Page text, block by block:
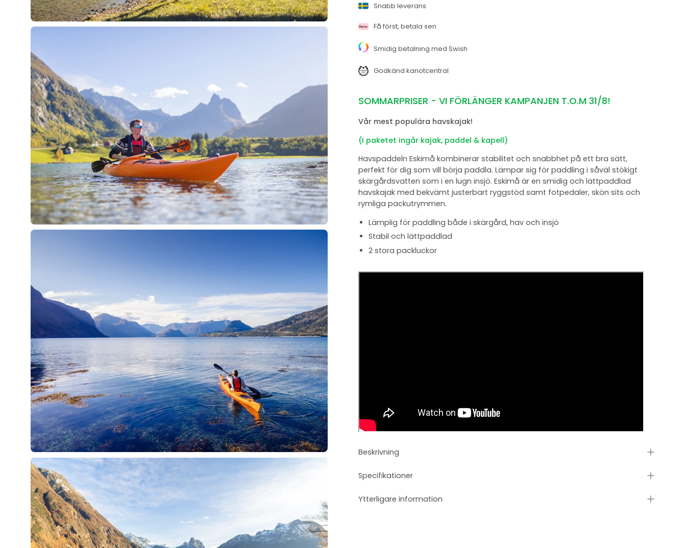
Öppna
Öppna
Öppna
bildlightbox
Snabb leverans
Få först, betala sen
Smidig betalning med Swish
Godkänd kanotcentral
SOMMARPRISER - VI FÖRLÄNGER KAMPANJEN T.O.M 31/8!
Vår mest populära havskajak!
(I paketet ingår kajak, paddel & kapell)
Havspaddeln Eskimå kombinerar stabilitet och snabbhet på ett bra sätt,
perfekt för dig som vill börja paddla. Lämpar sig för paddling i såväl stökigt
skärgårdsvatten som i en lugn insjö. Eskimå är en smidig och lättpaddlad
havskajak med bekvämt justerbart ryggstöd samt fotpedaler, skön sits och
rymliga packutrymmen.
Lämplig för paddling både i skärgård, hav och insjö
Stabil och lättpaddlad
2 stora packluckor
Beskrivning
Specifikationer
Ytterligare information